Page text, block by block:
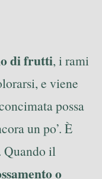
di frutti, i rami
e viene
possa
un po’. È
Quando il
o